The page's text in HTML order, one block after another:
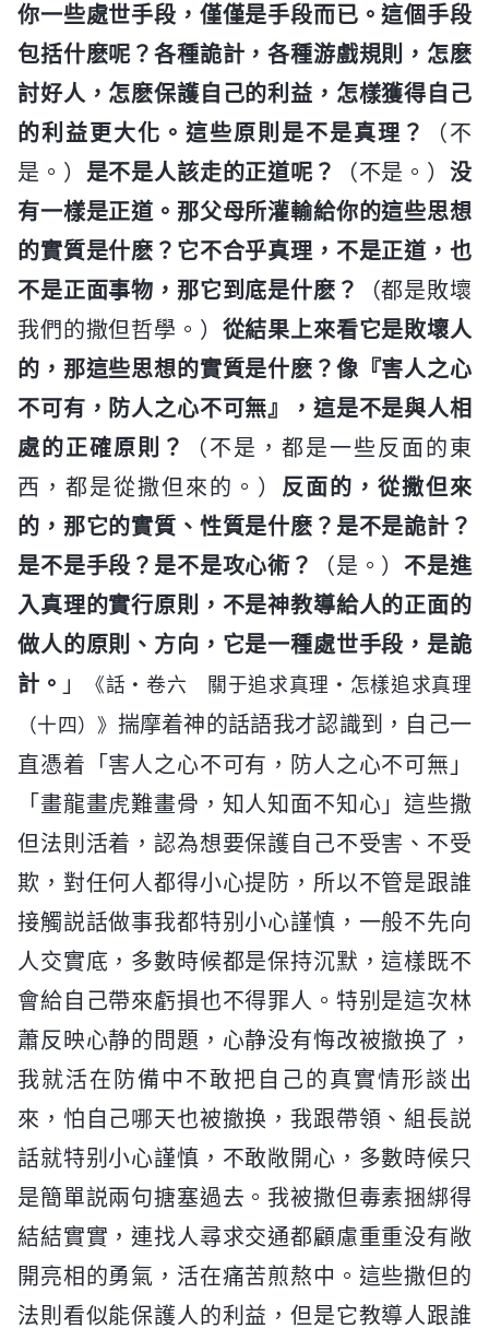
你一些處世手段，僅僅是手段而已。這個手段
包括什麽呢？各種詭計，各種游戲規則，怎麽
討好人，怎麽保護自己的利益，怎樣獲得自己
的利益更大化。這些原則是不是真理？
（不
是。） 是不是人該走的正道呢？ （不是。）没
有一樣是正道。那父母所灌輸給你的這些思想
的實質是什麽？它不合乎真理，不是正道，也
不是正面事物，那它到底是什麽？
（都是敗壞
我們的撒但哲學。） 從結果上來看它是敗壞人
的，那這些思想的實質是什麽？像『害人之心
不可有，防人之心不可無』，這是不是與人相
處的正確原則？
（不是，都是一些反面的東
西，都是從撒但來的。） 反面的，從撒但來
的，那它的實質、性質是什麽？是不是詭計？
是不是手段？是不是攻心術？
（是。）不是進
入真理的實行原則，不是神教導給人的正面的
做人的原則、方向，它是一種處世手段，是詭
計。 」
《話・卷六 關于追求真理・怎樣追求真理
（十四）》 揣摩着神的話語我才認識到，自己一
直憑着「害人之心不可有，防人之心不可無」
「畫龍畫虎難畫骨，知人知面不知心」這些撒
但法則活着，認為想要保護自己不受害、不受
欺，對任何人都得小心提防，所以不管是跟誰
接觸説話做事我都特别小心謹慎，一般不先向
人交實底，多數時候都是保持沉默，這樣既不
會給自己帶來虧損也不得罪人。特别是這次林
蕭反映心静的問題，心静没有悔改被撤换了，
我就活在防備中不敢把自己的真實情形談出
來，怕自己哪天也被撤换，我跟帶領、組長説
話就特别小心謹慎，不敢敞開心，多數時候只
是簡單説兩句搪塞過去。我被撒但毒素捆綁得
結結實實，連找人尋求交通都顧慮重重没有敞
開亮相的勇氣，活在痛苦煎熬中。這些撒但的
法則看似能保護人的利益，但是它教導人跟誰